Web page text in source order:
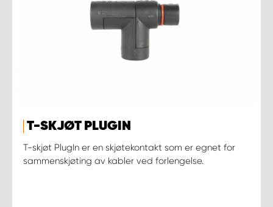
T-SKJØT PLUGIN
T-skjøt PlugIn er en skjøtekontakt som er egnet for
sammenskjøting av kabler ved forlengelse.